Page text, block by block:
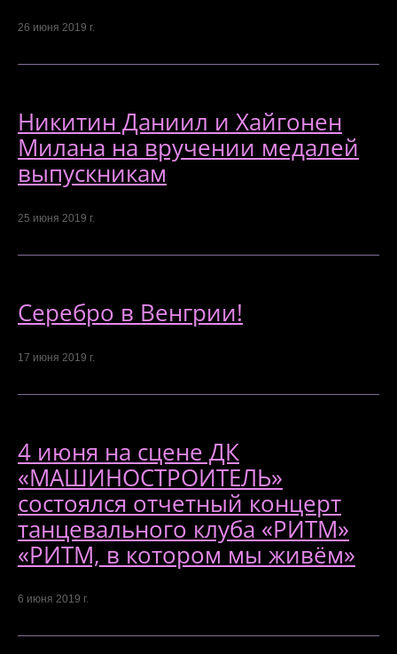
26 июня 2019 г.
Никитин Даниил и Хайгонен
Милана на вручении медалей
выпускникам
25 июня 2019 г.
Серебро в Венгрии!
17 июня 2019 г.
4 июня на сцене ДК
«МАШИНОСТРОИТЕЛЬ»
состоялся отчетный концерт
танцевального клуба «РИТМ»
«РИТМ, в котором мы живём»
6 июня 2019 г.